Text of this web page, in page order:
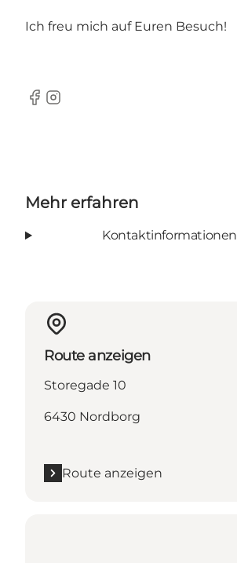
Ich freu mich auf Euren Besuch!
Facebook
Instagram
Mehr erfahren
Kontaktinformationen
Route anzeigen
Storegade 10
6430 Nordborg
Route anzeigen